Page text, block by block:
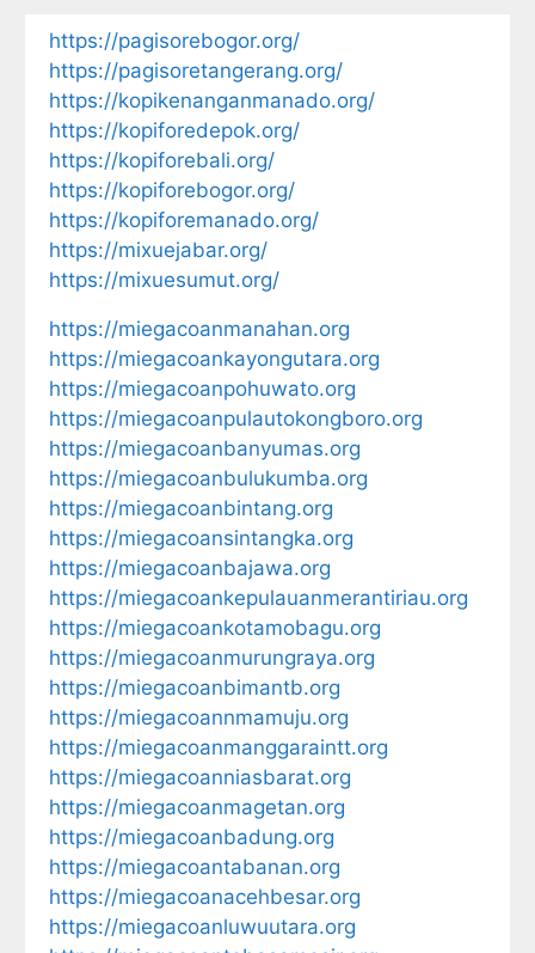
https://pagisorebogor.org/
https://pagisoretangerang.org/
https://kopikenanganmanado.org/
https://kopiforedepok.org/
https://kopiforebali.org/
https://kopiforebogor.org/
https://kopiforemanado.org/
https://mixuejabar.org/
https://mixuesumut.org/
https://miegacoanmanahan.org
https://miegacoankayongutara.org
https://miegacoanpohuwato.org
https://miegacoanpulautokongboro.org
https://miegacoanbanyumas.org
https://miegacoanbulukumba.org
https://miegacoanbintang.org
https://miegacoansintangka.org
https://miegacoanbajawa.org
https://miegacoankepulauanmerantiriau.org
https://miegacoankotamobagu.org
https://miegacoanmurungraya.org
https://miegacoanbimantb.org
https://miegacoannmamuju.org
https://miegacoanmanggaraintt.org
https://miegacoanniasbarat.org
https://miegacoanmagetan.org
https://miegacoanbadung.org
https://miegacoantabanan.org
https://miegacoanacehbesar.org
https://miegacoanluwuutara.org